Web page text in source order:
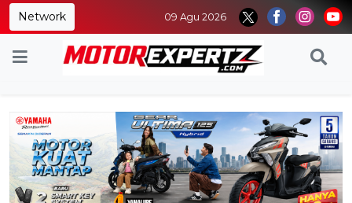
Network 09 Agu 2026